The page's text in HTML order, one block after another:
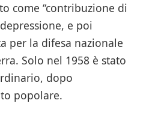
come “contribuzione di
e poi
per la difesa nazionale
Solo nel 1958 è stato
dopo
popolare.